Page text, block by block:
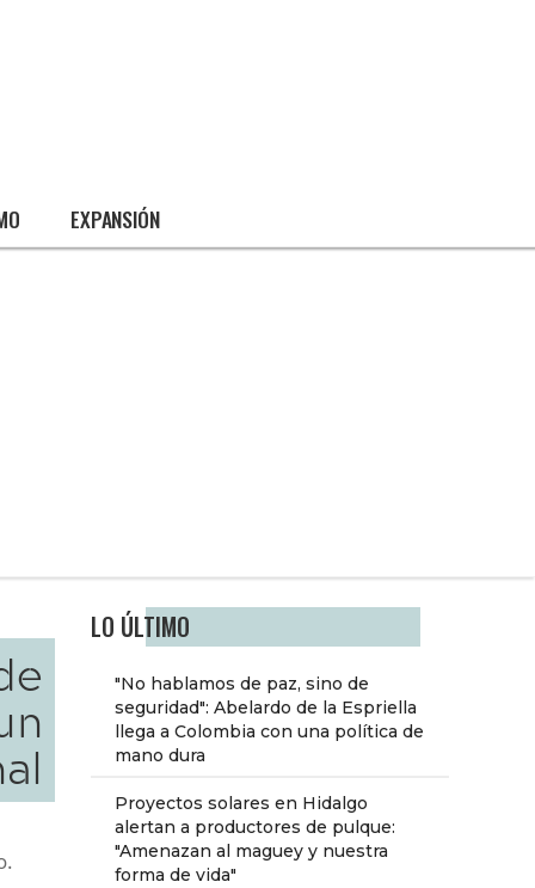
EXPANSIÓN
LO ÚLTIMO
"No hablamos de paz, sino de
seguridad": Abelardo de la Espriella
llega a Colombia con una política de
mano dura
Proyectos solares en Hidalgo
alertan a productores de pulque:
"Amenazan al maguey y nuestra
forma de vida"